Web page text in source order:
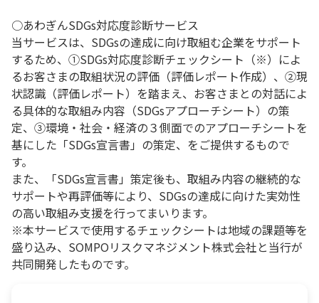
○あわぎんSDGs対応度診断サービス
当サービスは、SDGsの達成に向け取組む企業をサポート
するため、①SDGs対応度診断チェックシート（※）によ
るお客さまの取組状況の評価（評価レポート作成）、②現
状認識（評価レポート）を踏まえ、お客さまとの対話によ
る具体的な取組み内容（SDGsアプローチシート）の策
定、③環境・社会・経済の３側面でのアプローチシートを
基にした「SDGs宣言書」の策定、をご提供するもので
す。
また、「SDGs宣言書」策定後も、取組み内容の継続的な
サポートや再評価等により、SDGsの達成に向けた実効性
の高い取組み支援を行ってまいります。
※本サービスで使用するチェックシートは地域の課題等を
盛り込み、SOMPOリスクマネジメント株式会社と当行が
共同開発したものです。